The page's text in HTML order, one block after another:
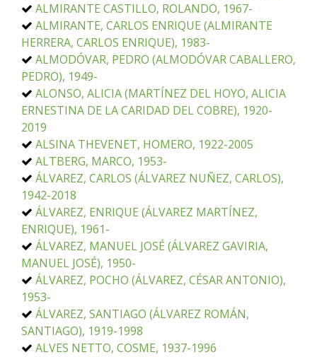
ALMIRANTE CASTILLO, ROLANDO, 1967-
ALMIRANTE, CARLOS ENRIQUE (ALMIRANTE
HERRERA, CARLOS ENRIQUE), 1983-
ALMODÓVAR, PEDRO (ALMODÓVAR CABALLERO,
PEDRO), 1949-
ALONSO, ALICIA (MARTÍNEZ DEL HOYO, ALICIA
ERNESTINA DE LA CARIDAD DEL COBRE), 1920-
2019
ALSINA THEVENET, HOMERO, 1922-2005
ALTBERG, MARCO, 1953-
ÁLVAREZ, CARLOS (ÁLVAREZ NUÑEZ, CARLOS),
1942-2018
ÁLVAREZ, ENRIQUE (ÁLVAREZ MARTÍNEZ,
ENRIQUE), 1961-
ÁLVAREZ, MANUEL JOSÉ (ÁLVAREZ GAVIRIA,
MANUEL JOSÉ), 1950-
ÁLVAREZ, POCHO (ÁLVAREZ, CÉSAR ANTONIO),
1953-
ÁLVAREZ, SANTIAGO (ÁLVAREZ ROMÁN,
SANTIAGO), 1919-1998
ALVES NETTO, COSME, 1937-1996